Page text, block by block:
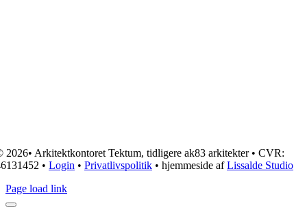
2026• Arkitektkontoret Tektum, tidligere ak83 arkitekter • CVR:
• Login • Privatlivspolitik • hjemmeside afLissalde Studio
Page load link